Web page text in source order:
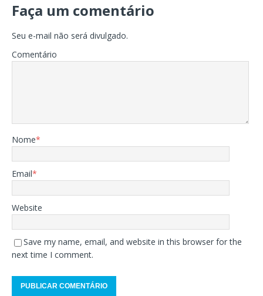
Faça um comentário
Seu e-mail não será divulgado.
Comentário
Nome*
Email*
Website
Save my name, email, and website in this browser for the
next time I comment.